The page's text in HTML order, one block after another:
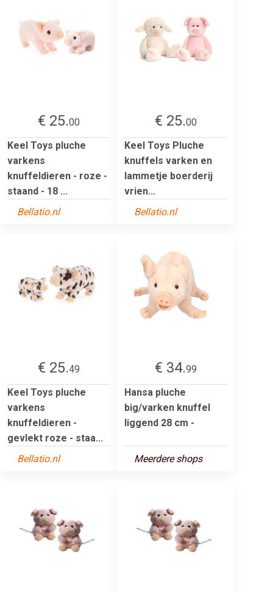
€ 25.00
Keel Toys pluche
varkens
knuffeldieren - roze -
staand - 18 ...
Bellatio.nl
€ 25.00
Keel Toys Pluche
knuffels varken en
lammetje boerderij
vrien...
Bellatio.nl
€ 25.49
Keel Toys pluche
varkens
knuffeldieren -
gevlekt roze - staa...
Bellatio.nl
€ 34.99
Hansa pluche
big/varken knuffel
liggend 28 cm -
Meerdere shops